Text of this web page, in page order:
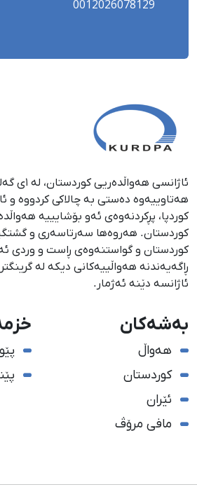
0012026078129
هەتاوییەوە دەستی بە چالاکی کردووە و
كوردپا، پڕكردنەوەی ئەو بۆشایییە
كوردستان. هەروەها سەرتاسەری و
كوردستان و گواستنەوەی ڕاست و وردی
ڕاگەیەندنە هەواڵییەكانی دیكە لە
ئاژانسە دێنە ئەژمار.
بەشەکان
هەواڵ
کوردستان
ئێران
مافی مرۆڤ